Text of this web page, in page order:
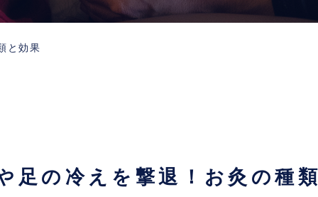
と効果
足の冷えを撃退！お灸の種